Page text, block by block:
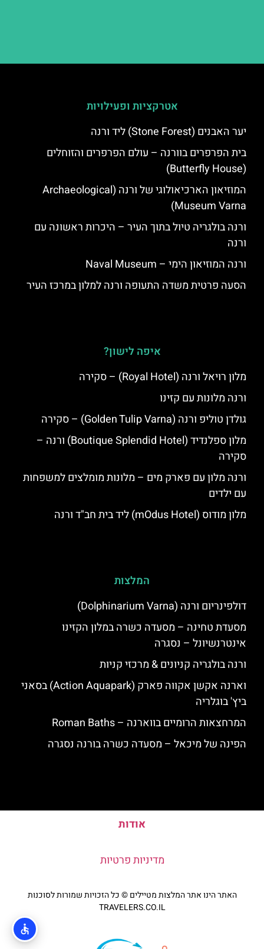
אטרקציות ופעילויות
יער האבנים (Stone Forest) ליד ורנה
בית הפרפרים בוורנה – עולם הפרפרים והזוחלים
(Butterfly House)
המוזיאון הארכיאולוגי של ורנה (Archaeological
Museum Varna)
ורנה בולגריה טיול בתוך העיר – היכרות ראשונה עם
ורנה
ורנה המוזיאון הימי – Naval Museum
הסעה פרטית משדה התעופה ורנה למלון במרכז העיר
איפה לישון?
מלון רויאל ורנה (Royal Hotel) – סקירה
ורנה מלונות עם קזינו
גולדן טוליפ ורנה (Golden Tulip Varna) – סקירה
מלון ספלנדיד (Boutique Splendid Hotel) ורנה –
סקירה
ורנה מלון עם פארק מים – מלונות מומלצים למשפחות
עם ילדים
מלון מודוס (mOdus Hotel) ליד בית חב"ד ורנה
המלצות
דולפינריום ורנה (Dolphinarium Varna)
מסעדת טחינה – מסעדה כשרה במלון הקזינו
אינטרנשיונל – נסגרה
ורנה בולגריה קניונים & מרכזי קניות
וארנה אקשן אקווה פארק (Action Aquapark) בסאני
ביץ' בוגלריה
המרחצאות הרומיים בווארנה – Roman Baths
הפינה של מיכאל – מסעדה כשרה בורנה נסגרה
אודות
מדיניות פרטיות
האתר הינו אתר המלצות מטיילים © כל הזכויות שמורות לסוכנות
TRAVELERS.CO.IL